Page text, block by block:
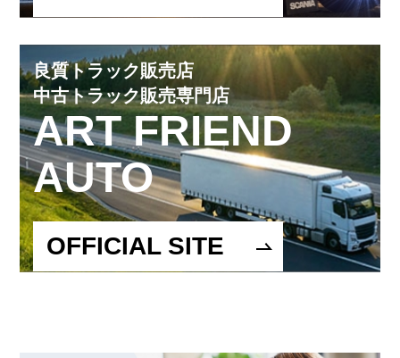
良質トラック販売店
中古トラック販売専門店
ART FRIEND
AUTO
OFFICIAL SITE